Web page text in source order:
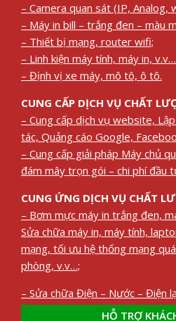
– Camera quan sát (IP, Analog,
– Máy in bill – trắng đen – màu
– Thiết bị mạng, router wifi;
– Linh kiện máy tính, máy in,
– Định vị xe máy, mô tô, ô tô.
CUNG CẤP DỊCH VỤ CHẤT
– Cung cấp dịch vụ website,
tác, Quảng cáo Google,
– Cung cấp giải pháp Máy chủ
đám mây trọn gói – chi phí đầu
CUNG ỨNG DỊCH VỤ CHẤT
– Bơm mực máy in trắng đen,
Sửa chữa máy in, máy tính,
mạng, tối ưu hệ thống mạng
phòng, v.v…;
– Sửa chữa Điện – Nước – Điện
HỖ TRỢ